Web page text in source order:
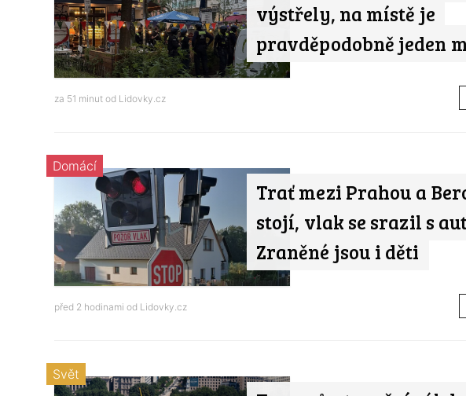
výstřely, na místě je
pravděpodobně jeden
za 51 minut od Lidovky.cz
Trať mezi Prahou a
stojí, vlak se srazil s
Zraněné jsou i děti
Domácí
před 2 hodinami od Lidovky.cz
Svět